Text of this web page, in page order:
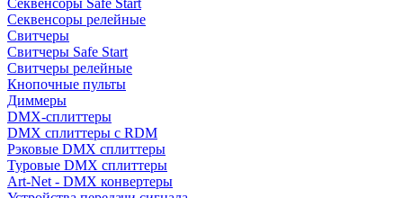
Секвенсоры Safe Start
Секвенсоры релейные
Свитчеры
Свитчеры Safe Start
Свитчеры релейные
Кнопочные пульты
Диммеры
DMX-сплиттеры
DMX сплиттеры с RDM
Рэковые DMX сплиттеры
Туровые DMX сплиттеры
Art-Net - DMX конвертеры